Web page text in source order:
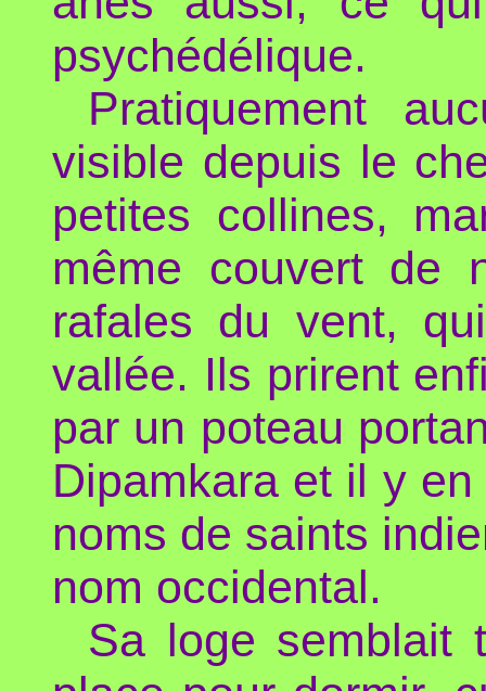
psychédélique.
Pratiquement
visible depuis le
petites collines,
même couvert de
rafales du vent,
vallée. Ils prirent
par un poteau
Dipamkara et il y
noms de saints
nom occidental.
Sa loge semblait